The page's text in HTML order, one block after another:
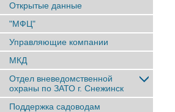
Открытые данные
"МФЦ"
Управляющие компании
МКД
Отдел вневедомственной
охраны по ЗАТО г. Снежинск
Поддержка садоводам